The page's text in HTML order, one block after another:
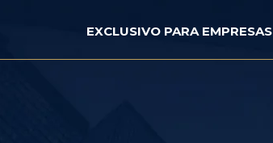
EXCLUSIVO PARA EMPRESAS